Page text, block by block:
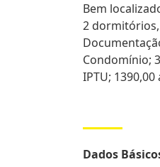
Bem
2
Condomínio;
IPTU; 1390,00
Dados